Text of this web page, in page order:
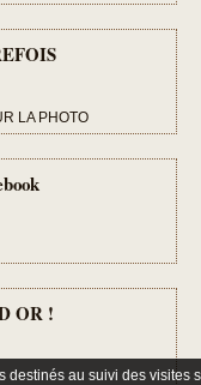
LA PHOTO
OR !
destinés au suivi des visites